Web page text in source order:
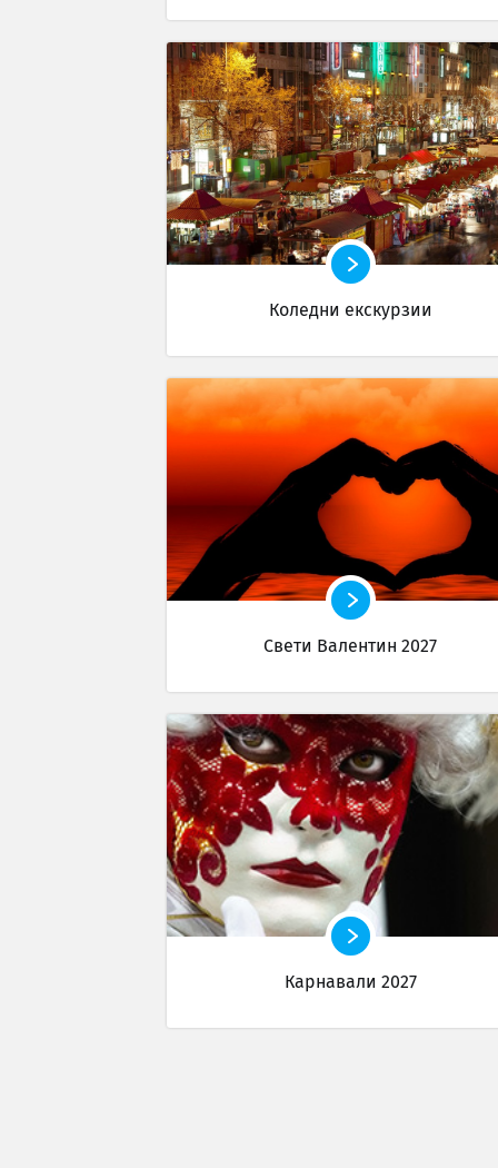
Коледни екскурзии
Свети Валентин 2027
Карнавали 2027